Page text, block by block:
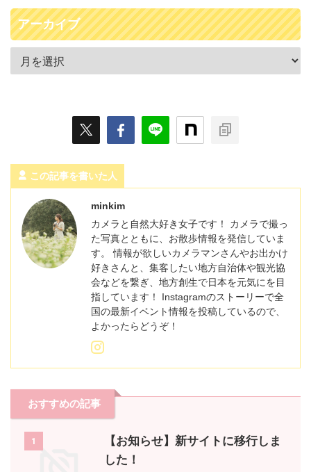
アーカイブ
この記事を書いた人
minkim
カメラと自然大好き女子です！ カメラで撮っ
た写真とともに、お散歩情報を発信していま
す。 情報が欲しいカメラマンさんやお出かけ
好きさんと、集客したい地方自治体や観光協
会などを繋ぎ、地方創生で日本を元気にを目
指しています！ Instagramのストーリーで全
国の最新イベント情報を投稿しているので、
よかったらどうぞ！
おすすめの記事
1
【お知らせ】新サイトに移行しま
した！